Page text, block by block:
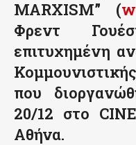
MARXISM” (
Φρεντ
επιτυχημένη
που
20/12 στο
Αθήνα.